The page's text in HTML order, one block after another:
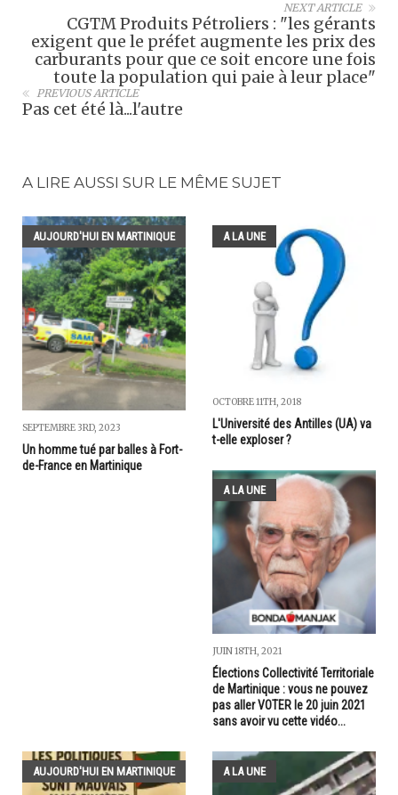
NEXT ARTICLE
CGTM Produits Pétroliers : "les gérants
exigent que le préfet augmente les prix des
carburants pour que ce soit encore une fois
toute la population qui paie à leur place"
PREVIOUS ARTICLE
Pas cet été là...l'autre
A LIRE AUSSI SUR LE MÊME SUJET
AUJOURD'HUI EN MARTINIQUE
SEPTEMBRE 3RD, 2023
Un homme tué par balles à Fort-
de-France en Martinique
A LA UNE
OCTOBRE 11TH, 2018
L'Université des Antilles (UA) va
t-elle exploser ?
A LA UNE
JUIN 18TH, 2021
Élections Collectivité Territoriale
de Martinique : vous ne pouvez
pas aller VOTER le 20 juin 2021
sans avoir vu cette vidéo...
AUJOURD'HUI EN MARTINIQUE A LA UNE